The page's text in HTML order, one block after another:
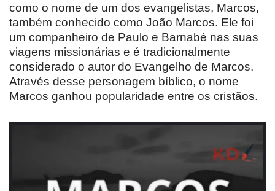
como o nome de um dos evangelistas, Marcos,
também conhecido como João Marcos. Ele foi
um companheiro de Paulo e Barnabé nas suas
viagens missionárias e é tradicionalmente
considerado o autor do Evangelho de Marcos.
Através desse personagem bíblico, o nome
Marcos ganhou popularidade entre os cristãos.